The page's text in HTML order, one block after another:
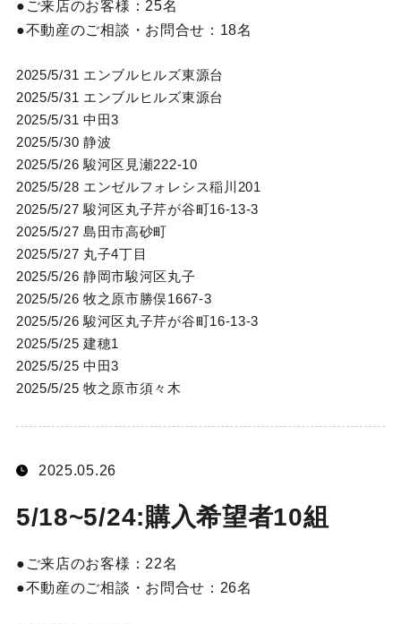
ご来店のお客様： 25名
不動産のご相談・お問合せ： 18名
2025/5/31 エンブルヒルズ東源台
2025/5/31 エンブルヒルズ東源台
2025/5/31 中田3
2025/5/30 静波
2025/5/26 駿河区見瀬222-10
2025/5/28 エンゼルフォレシス稲川201
2025/5/27 駿河区丸子芹が谷町16-13-3
2025/5/27 島田市高砂町
2025/5/27 丸子4丁目
2025/5/26 静岡市駿河区丸子
2025/5/26 牧之原市勝俣1667-3
2025/5/26 駿河区丸子芹が谷町16-13-3
2025/5/25 建穂1
2025/5/25 中田3
2025/5/25 牧之原市須々木
2025.05.26
5/18~5/24:購入希望者10組
ご来店のお客様： 22名
不動産のご相談・お問合せ： 26名